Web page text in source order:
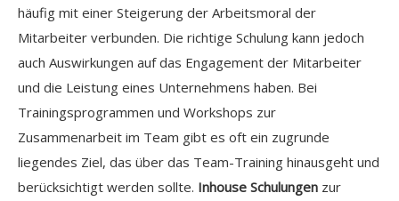
häufig mit einer Steigerung der Arbeitsmoral der
Mitarbeiter verbunden. Die richtige Schulung kann jedoch
auch Auswirkungen auf das Engagement der Mitarbeiter
und die Leistung eines Unternehmens haben. Bei
Trainingsprogrammen und Workshops zur
Zusammenarbeit im Team gibt es oft ein zugrunde
liegendes Ziel, das über das Team-Training hinausgeht und
berücksichtigt werden sollte. Inhouse Schulungen zur